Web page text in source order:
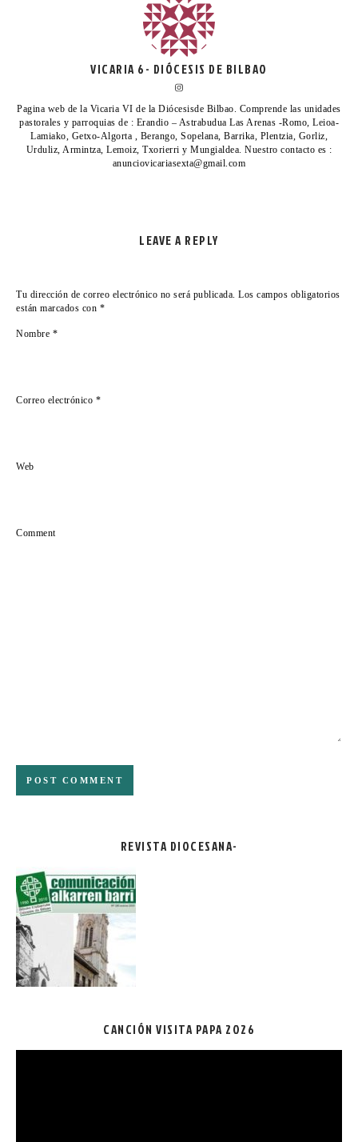
VICARIA 6- DIÓCESIS DE BILBAO
Pagina web de la Vicaria VI de la Diócesisde Bilbao. Comprende las unidades
pastorales y parroquias de : Erandio – Astrabudua Las Arenas -Romo, Leioa-
Lamiako, Getxo-Algorta , Berango, Sopelana, Barrika, Plentzia, Gorliz,
Urduliz, Armintza, Lemoiz, Txorierri y Mungialdea. Nuestro contacto es :
anunciovicariasexta@gmail.com
LEAVE A REPLY
Tu dirección de correo electrónico no será publicada. Los campos obligatorios
están marcados con *
Nombre *
Correo electrónico *
Web
Comment
REVISTA DIOCESANA-
CANCIÓN VISITA PAPA 2026